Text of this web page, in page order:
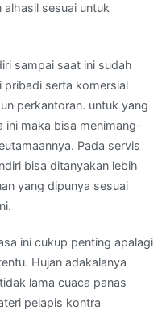
sesuai untuk
sampai saat ini sudah
serta komersial
perkantoran. untuk yang
ini maka bisa menimang-
Pada servis
bisa ditanyakan lebih
yang dipunya sesuai
ini cukup penting apalagi
Hujan adakalanya
lama cuaca panas
pelapis kontra